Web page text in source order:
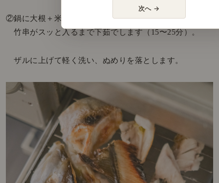
②鍋に大根＋米の研ぎ汁を入れて火にかけ、
竹串がスッと入るまで下茹でします（15〜25分）。
ザルに上げて軽く洗い、ぬめりを落とします。
次へ →